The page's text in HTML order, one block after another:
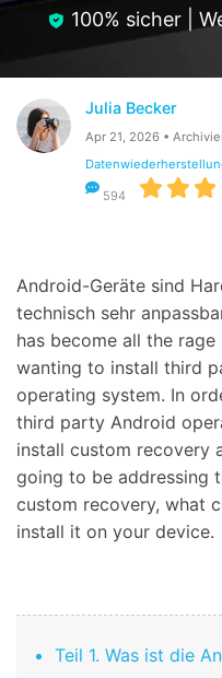
Hilfe und Unterstützung
Suchen
100% sicher |
Julia Becker
Apr 21, 2026 •
594
Android-Geräte sind
technisch sehr
has become all the
wanting to install third
operating system. In
third party Android
install custom recovery
going to be addressing
custom recovery, what
install it on your device.
Teil 1. Was ist die